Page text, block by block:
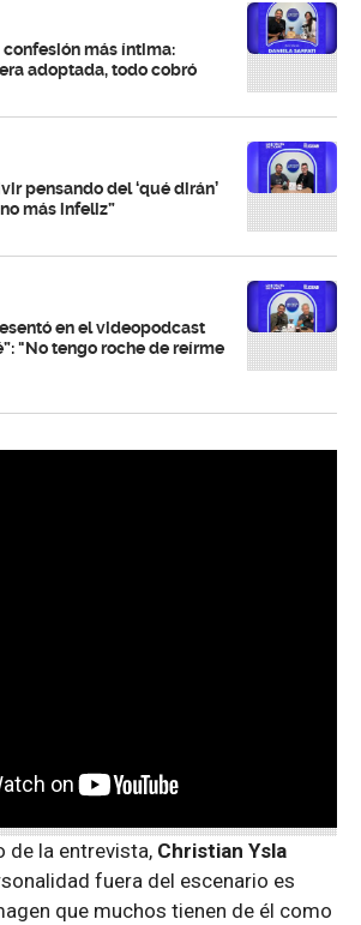
más íntima:
adoptada, todo cobró
pensando del ‘qué dirán’
más infeliz”
en el videopodcast
"No tengo roche de reírme
de la entrevista, Christian Ysla
fuera del escenario es
que muchos tienen de él como